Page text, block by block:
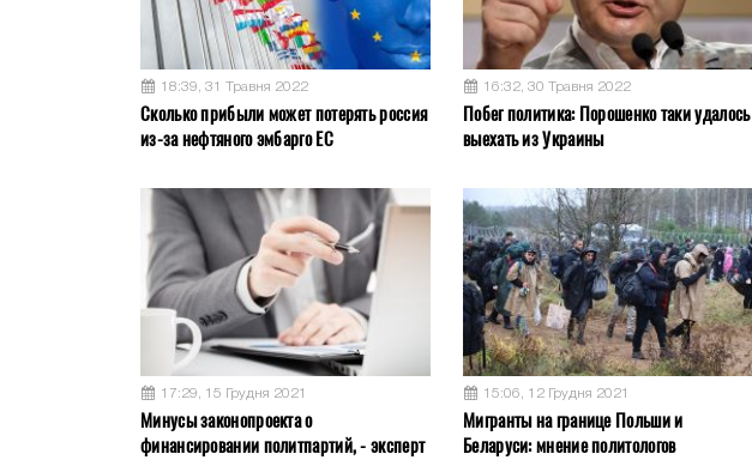
18:39, 31 Травня 2022
Сколько прибыли может потерять россия
из-за нефтяного эмбарго ЕС
16:32, 30 Травня 2022
Побег политика: Порошенко таки удалось
выехать из Украины
17:29, 15 Грудня 2021
Минусы законопроекта о
финансировании политпартий, - эксперт
15:06, 12 Грудня 2021
Мигранты на границе Польши и
Беларуси: мнение политологов